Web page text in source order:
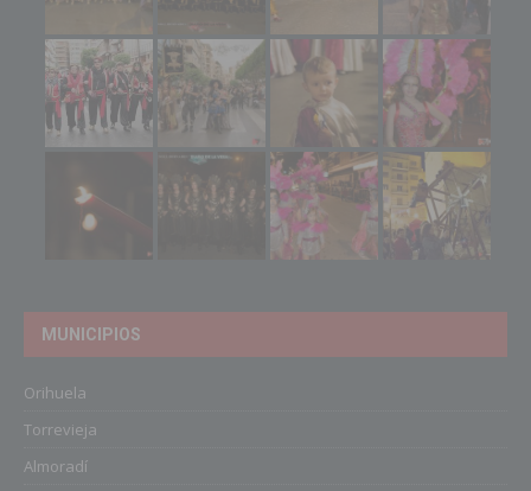
MUNICIPIOS
Orihuela
Torrevieja
Almoradí